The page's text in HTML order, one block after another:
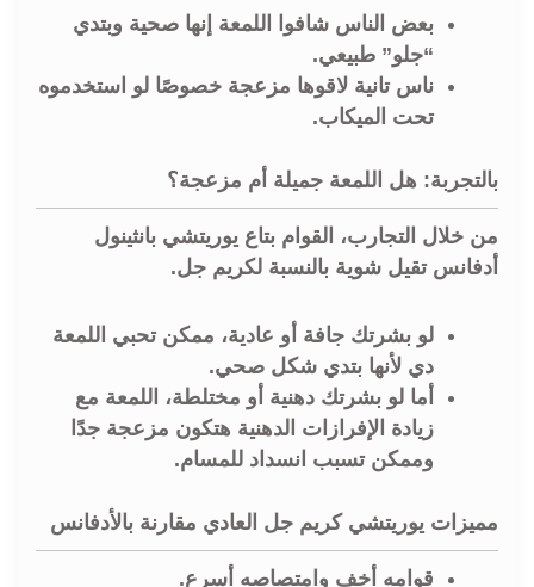
بعض الناس شافوا اللمعة إنها صحية وبتدي
“جلو” طبيعي.
ناس تانية لاقوها مزعجة خصوصًا لو استخدموه
تحت الميكاب.
بالتجربة: هل اللمعة جميلة أم مزعجة؟
من خلال التجارب، القوام بتاع يوريتشي بانثينول
أدفانس تقيل شوية بالنسبة لكريم جل.
لو بشرتك جافة أو عادية، ممكن تحبي اللمعة
دي لأنها بتدي شكل صحي.
أما لو بشرتك دهنية أو مختلطة، اللمعة مع
زيادة الإفرازات الدهنية هتكون مزعجة جدًا
وممكن تسبب انسداد للمسام.
مميزات يوريتشي كريم جل العادي مقارنة بالأدفانس
قوامه أخف وامتصاصه أسرع.